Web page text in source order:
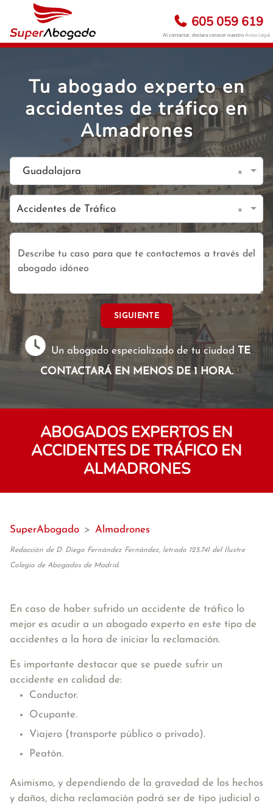
605 059 619
Al contactar, declara conocer nuestroAviso Legal
Tu abogado experto en
accidentes de tráfico en
Almadrones
Guadalajara ×
Accidentes de Tráfico ×
SIGUIENTE
Un abogado especializado de tu ciudad TE
CONTACTARÁ EN MENOS DE 1 HORA.
ABOGADOS EXPERTOS EN
ACCIDENTES DE TRÁFICO EN
ALMADRONES
SuperAbogado > Almadrones
Redacción de D. Diego Fernández Fernández, letrado 125.741 del Ilustre
Colegio de Abogados de Madrid.
En caso de haber sufrido un accidente de tráfico lo
mejor es acudir a un abogado experto en este tipo de
accidentes a la hora de iniciar la reclamación.
Es importante destacar que se puede sufrir un
accidente en calidad de:
Conductor.
Ocupante.
Viajero (transporte público o privado).
Peatón.
Asimismo, y dependiendo de la gravedad de los hechos
y daños, dicha reclamación podrá ser de tipo judicial o